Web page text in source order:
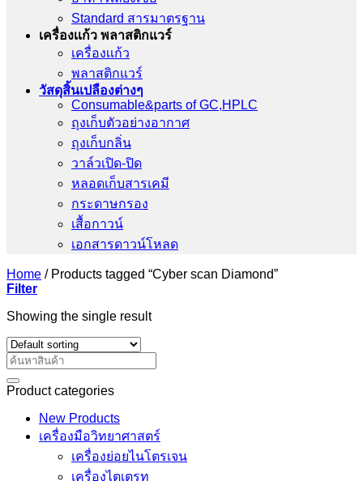
Standard สารมาตรฐาน
เครื่องเเก้ว พลาสติกแวร์
เครื่องเเก้ว
พลาสติกแวร์
วัสดุสิ้นเปลืองต่างๆ
Consumable&parts of GC,HPLC
ถุงเก็บตัวอย่างอากาศ
ถุงเก็บกลิ่น
วาล์วเปิด-ปิด
หลอดเก็บสารเคมี
กระดาษกรอง
เสื้อกาวน์
เอกสารดาวน์โหลด
Home /Products tagged “Cyber scan Diamond”
Filter
Showing the single result
Search
for:
Product categories
New Products
เครื่องมือวิทยาศาสตร์
เครื่องย่อยไนโตรเจน
เครื่องไตเตรท